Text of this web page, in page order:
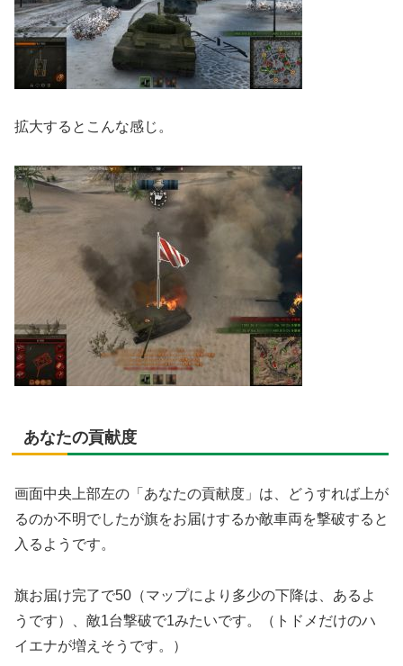
拡大するとこんな感じ。
あなたの貢献度
画面中央上部左の「あなたの貢献度」は、どうすれば上が
るのか不明でしたが旗をお届けするか敵車両を撃破すると
入るようです。
旗お届け完了で50（マップにより多少の下降は、あるよ
うです）、敵1台撃破で1みたいです。（トドメだけのハ
イエナが増えそうです。）